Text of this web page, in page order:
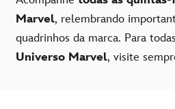
Marvel, relembrando
quadrinhos da marca. Para
Universo Marvel, visite